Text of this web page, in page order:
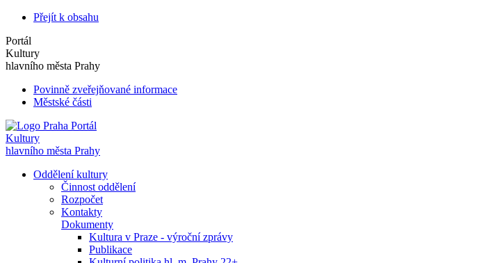
Přejít k obsahu
Portál
Kultury
hlavního města Prahy
Povinně zveřejňované informace
Městské části
Portál
Kultury
hlavního města Prahy
Oddělení kultury
Činnost oddělení
Rozpočet
Kontakty
Dokumenty
Kultura v Praze - výroční zprávy
Publikace